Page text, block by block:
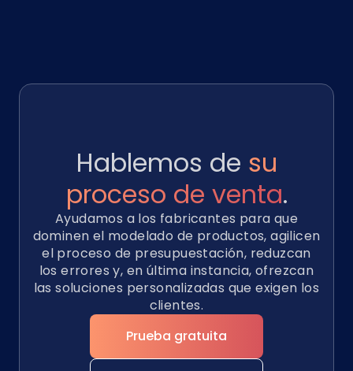
Hablemos de su
proceso de venta.
Ayudamos a los fabricantes para que
dominen el modelado de productos, agilicen
el proceso de presupuestación, reduzcan
los errores y, en última instancia, ofrezcan
las soluciones personalizadas que exigen los
clientes.
Prueba gratuita